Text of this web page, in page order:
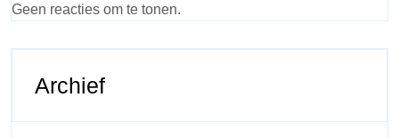
Geen reacties om te tonen.
Archief